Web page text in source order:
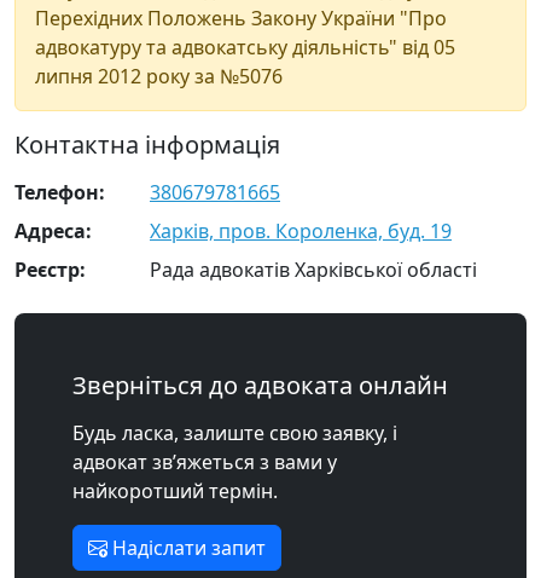
Перехідних Положень Закону України "Про
адвокатуру та адвокатську діяльність" від 05
липня 2012 року за №5076
Контактна інформація
Телефон:
380679781665
Адреса:
Харків, пров. Короленка, буд. 19
Реєстр:
Рада адвокатів Харківської області
Зверніться до адвоката онлайн
Будь ласка, залиште свою заявку, і
адвокат зв’яжеться з вами у
найкоротший термін.
Надіслати запит